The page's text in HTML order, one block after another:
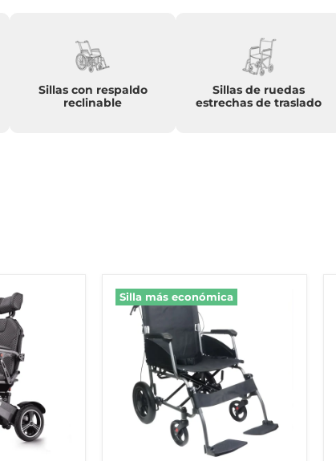
Sillas con respaldo
reclinable
Sillas de ruedas
estrechas de traslado
Silla más económica
Silla
de
transferencia
frenos
acompañante
respaldo
abatible